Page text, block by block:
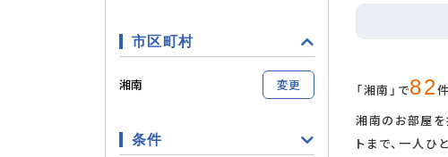
「湘南」で82
湘南のお部屋を
トまで、一人ひ
市区町村
湘南 変更
条件